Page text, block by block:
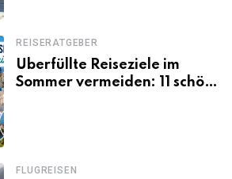
REISERATGEBER
Überfüllte Reiseziele im
Sommer vermeiden: 11 schöne
FLUGREISEN